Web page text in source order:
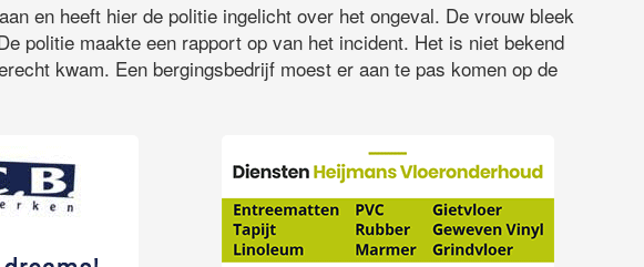
en heeft hier de politie ingelicht over het ongeval. De vrouw bleek
politie maakte een rapport op van het incident. Het is niet bekend
kwam. Een bergingsbedrijf moest er aan te pas komen op de